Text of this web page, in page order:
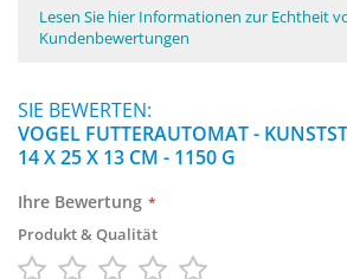
Lesen Sie hier Informationen zur Echtheit
Kundenbewertungen
SIE BEWERTEN:
VOGEL FUTTERAUTOMAT -
14 X 25 X 13 CM - 1150 G
Ihre Bewertung
Produkt & Qualität